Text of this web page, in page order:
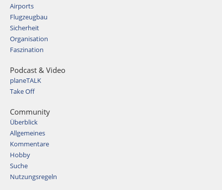
Airports
Flugzeugbau
Sicherheit
Organisation
Faszination
Podcast & Video
planeTALK
Take Off
Community
Überblick
Allgemeines
Kommentare
Hobby
Suche
Nutzungsregeln